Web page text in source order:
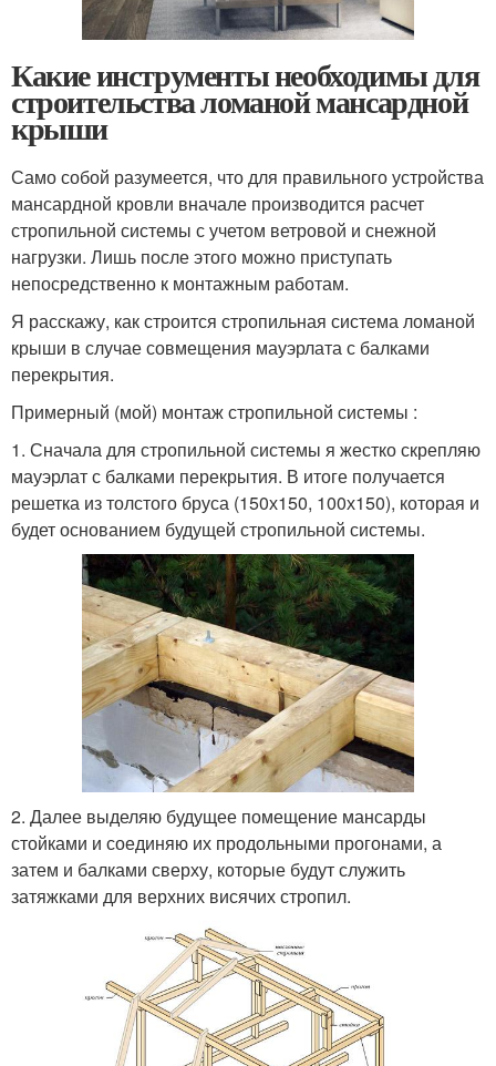
Какие инструменты необходимы для
строительства ломаной мансардной
крыши
Само собой разумеется, что для правильного устройства
мансардной кровли вначале производится расчет
стропильной системы с учетом ветровой и снежной
нагрузки. Лишь после этого можно приступать
непосредственно к монтажным работам.
Я расскажу, как строится стропильная система ломаной
крыши в случае совмещения мауэрлата с балками
перекрытия.
Примерный (мой) монтаж стропильной системы :
1. Сначала для стропильной системы я жестко скрепляю
мауэрлат с балками перекрытия. В итоге получается
решетка из толстого бруса (150х150, 100х150), которая и
будет основанием будущей стропильной системы.
2. Далее выделяю будущее помещение мансарды
стойками и соединяю их продольными прогонами, а
затем и балками сверху, которые будут служить
затяжками для верхних висячих стропил.